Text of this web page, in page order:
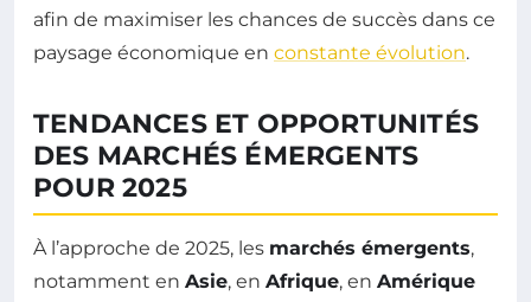
afin de maximiser les chances de succès dans ce
paysage économique en constante évolution.
TENDANCES ET OPPORTUNITÉS
DES MARCHÉS ÉMERGENTS
POUR 2025
À l’approche de 2025, les marchés émergents,
notamment en Asie, en Afrique, en Amérique